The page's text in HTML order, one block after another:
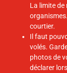
La limite de
courtier.
Il faut
volés.
photos de
déclarer